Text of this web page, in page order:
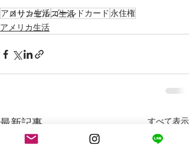
ロサンゼルス生活
アメリカ生活ゴールドカード 永住権
アメリカ生活
最新記事 すべて表示